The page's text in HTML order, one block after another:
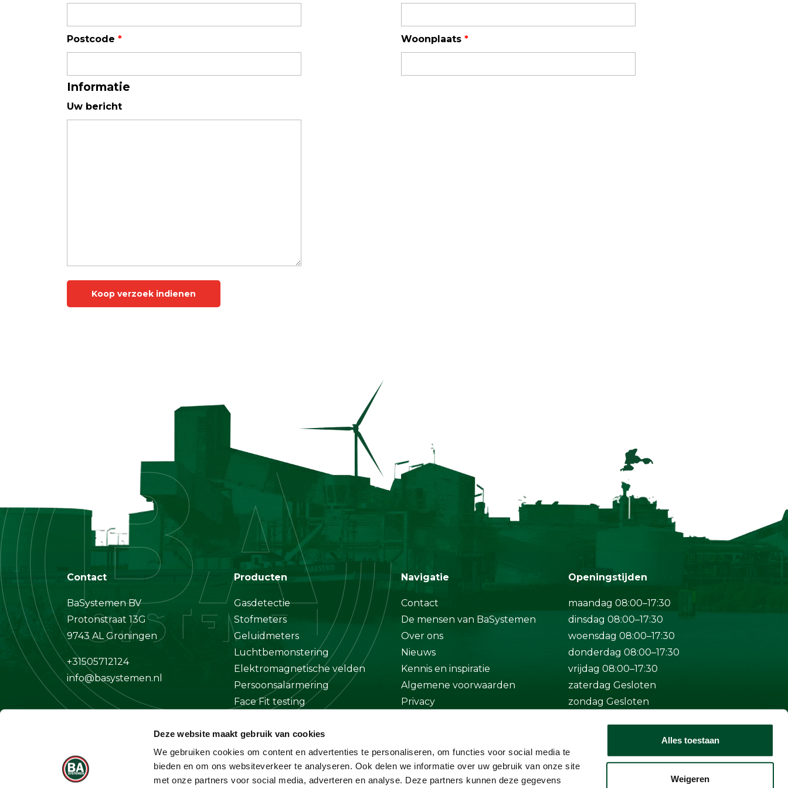
Deze website maakt gebruik van cookies
We gebruiken cookies om content en advertenties te personaliseren, om functies voor social media te
bieden en om ons websiteverkeer te analyseren. Ook delen we informatie over uw gebruik van onze site
met onze partners voor social media, adverteren en analyse. Deze partners kunnen deze gegevens
Alles toestaan
Weigeren
Luchtkwaliteitsmonitoren
Luchtmonsternamezakken
Passieve Personal Samplers
Filter- en buishouders
Postcode * Woonplaats *
Informatie
Uw bericht
Contact
BaSystemen BV
Protonstraat 13G
9743 AL Groningen
+31505712124
info@basystemen.nl
Producten
Gasdetectie
Stofmeters
Geluidmeters
Luchtbemonstering
Elektromagnetische velden
Persoonsalarmering
Face Fit testing
Overige
Navigatie
Contact
De mensen van BaSystemen
Over ons
Nieuws
Kennis en inspiratie
Algemene voorwaarden
Privacy
Openingstijden
maandag 08:00–17:30
dinsdag 08:00–17:30
woensdag 08:00–17:30
donderdag 08:00–17:30
vrijdag 08:00–17:30
zaterdag Gesloten
zondag Gesloten
Bij spoed ook buiten
openingstijden bereikbaar op
+31 (0)50-5712124